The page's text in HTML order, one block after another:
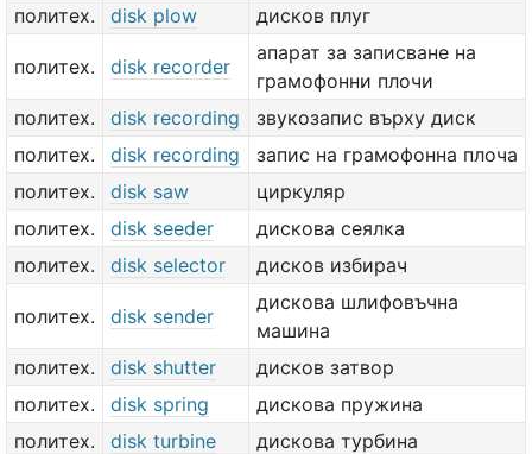
политех.
disk plow дисков плуг
политех. disk recorder
апарат за записване на
грамофонни плочи
политех.
disk recording
звукозапис върху диск
политех.
disk recording
запис на грамофонна плоча
политех.
disk saw
циркуляр
политех.
disk seeder
дискова сеялка
политех.
disk selector дисков избирач
политех. disk sender
дискова шлифовъчна
машина
политех.
disk shutter
дисков затвор
политех.
disk spring
дискова пружина
политех.
disk turbine
дискова турбина